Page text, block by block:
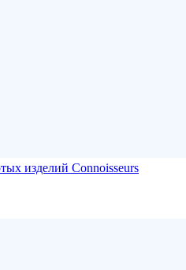
изделий Connoisseurs